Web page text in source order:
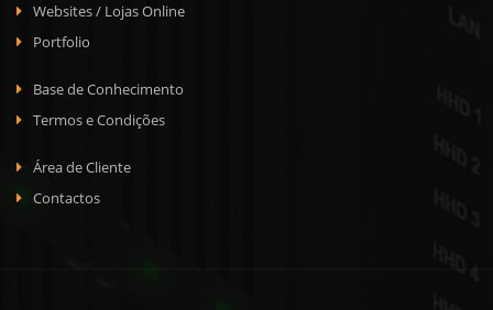
Websites / Lojas Online
Portfolio
Base de Conhecimento
Termos e Condições
Área de Cliente
Contactos